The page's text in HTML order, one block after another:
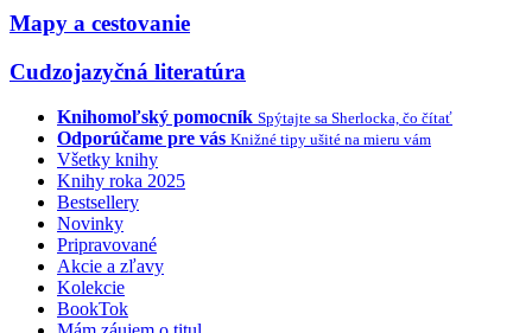
Mapy a cestovanie
Cudzojazyčná literatúra
Knihomoľský pomocník Spýtajte sa Sherlocka, čo čítať
Odporúčame pre vás Knižné tipy ušité na mieru vám
Všetky knihy
Knihy roka 2025
Bestsellery
Novinky
Pripravované
Akcie a zľavy
Kolekcie
BookTok